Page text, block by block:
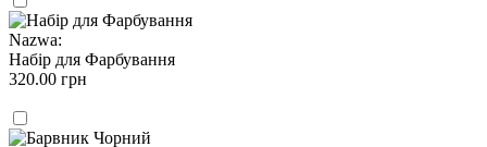
Nazwa:
Набір для Фарбування
320.00 грн